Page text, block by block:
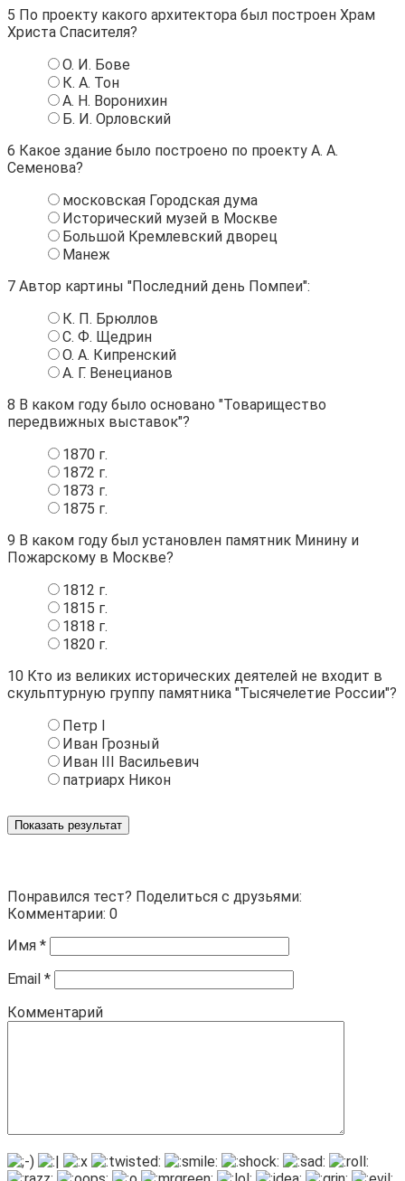
5 По проекту какого архитектора был построен Храм
Христа Спасителя?
О. И. Бове
К. А. Тон
А. Н. Воронихин
Б. И. Орловский
6 Какое здание было построено по проекту А. А.
Семенова?
московская Городская дума
Исторический музей в Москве
Большой Кремлевский дворец
Манеж
7 Автор картины "Последний день Помпеи":
К. П. Брюллов
С. Ф. Щедрин
О. А. Кипренский
А. Г. Венецианов
8 В каком году было основано "Товарищество
передвижных выставок"?
1870 г.
1872 г.
1873 г.
1875 г.
9 В каком году был установлен памятник Минину и
Пожарскому в Москве?
1812 г.
1815 г.
1818 г.
1820 г.
10 Кто из великих исторических деятелей не входит в
скульптурную группу памятника "Тысячелетие России"?
Петр I
Иван Грозный
Иван III Васильевич
патриарх Никон
Показать результат
Понравился тест? Поделиться с друзьями:
Комментарии: 0
Имя *
Email *
Комментарий